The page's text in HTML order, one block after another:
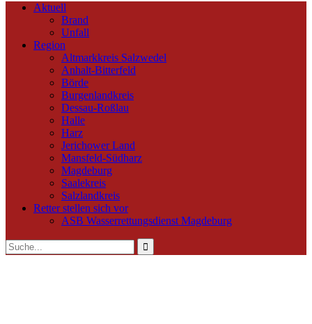
Aktuell
Brand
Unfall
Region
Altmarkkreis Salzwedel
Anhalt-Bitterfeld
Börde
Burgenlandkreis
Dessau-Roßlau
Halle
Harz
Jerichower Land
Mansfeld-Südharz
Magdeburg
Saalekreis
Salzlandkreis
Retter stellen sich vor
ASB Wasserrettungsdienst Magdeburg